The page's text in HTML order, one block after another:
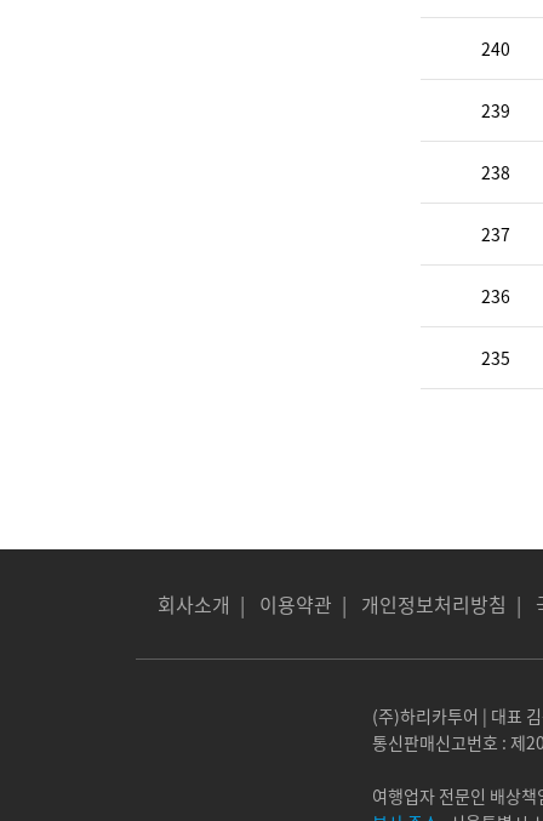
240
239
238
237
236
235
회사소개 | 이용약관 | 개인정보처리방침 |
(주)하리카투어 | 대표
통신판매신고번호 : 제
여행업자 전문인 배상